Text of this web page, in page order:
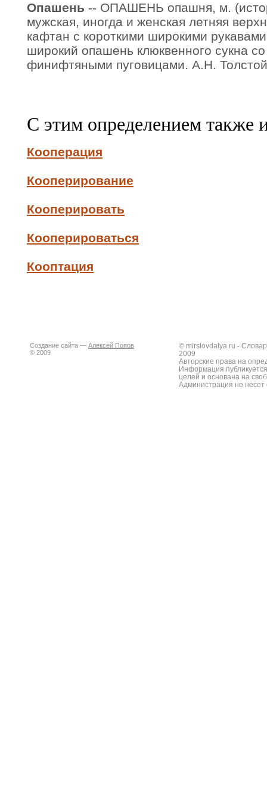
Опашень -- ОПАШЕНЬ опашня, м.
мужская, иногда и женская летняя
кафтан с короткими широкими
широкий опашень клюквенного сукна
финифтяными пуговицами. А.Н.
С этим определением также
Кооперация
Кооперирование
Кооперировать
Кооперироваться
Кооптация
Создание сайта — Алексей Попов
© 2009
© mirslovdalya.ru -
2009
Авторские права на
Информация
целей и основана на
Администрация не несет